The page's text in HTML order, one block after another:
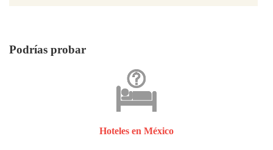
Podrías probar
Hoteles en México